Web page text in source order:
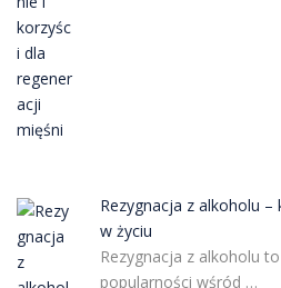
Rezygnacja z alkoholu
w życiu
Rezygnacja z alkoholu
popularności wśród …